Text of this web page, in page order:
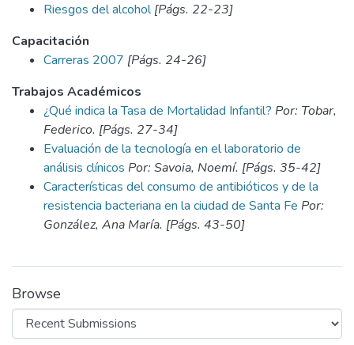
Riesgos del alcohol[Págs. 22-23]
Capacitación
Carreras 2007 [Págs. 24-26]
Trabajos Académicos
¿Qué indica la Tasa de Mortalidad Infantil? Por: Tobar,
Federico. [Págs. 27-34]
Evaluación de la tecnología en el laboratorio de
análisis clínicos Por: Savoia, Noemí. [Págs. 35-42]
Características del consumo de antibióticos y de la
resistencia bacteriana en la ciudad de Santa Fe Por:
González, Ana María. [Págs. 43-50]
Browse